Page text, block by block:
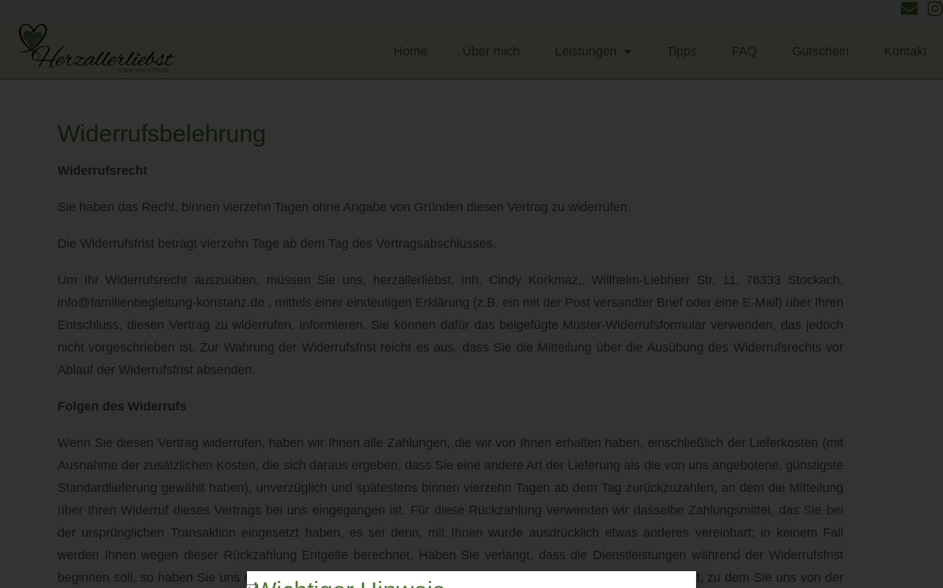
Home Über mich Leistungen Tipps FAQ Gutschein Kontakt
Widerrufsbelehrung
Widerrufsrecht
Sie haben das Recht, binnen vierzehn Tagen ohne Angabe von Gründen diesen Vertrag zu widerrufen.
Die Widerrufsfrist beträgt vierzehn Tage ab dem Tag des Vertragsabschlusses.
Um Ihr Widerrufsrecht auszuüben, müssen Sie uns, herzallerliebst, Inh. Cindy Korkmaz,. Willhelm-Liebherr Str. 11, 78333 Stockach,
info@familienbegleitung-konstanz.de , mittels einer eindeutigen Erklärung (z.B. ein mit der Post versandter Brief oder eine E-Mail) über Ihren
Entschluss, diesen Vertrag zu widerrufen, informieren. Sie können dafür das beigefügte Muster-Widerrufsformular verwenden, das jedoch
nicht vorgeschrieben ist. Zur Wahrung der Widerrufsfrist reicht es aus, dass Sie die Mitteilung über die Ausübung des Widerrufsrechts vor
Ablauf der Widerrufsfrist absenden.
Folgen des Widerrufs
Wenn Sie diesen Vertrag widerrufen, haben wir Ihnen alle Zahlungen, die wir von Ihnen erhalten haben, einschließlich der Lieferkosten (mit
Ausnahme der zusätzlichen Kosten, die sich daraus ergeben, dass Sie eine andere Art der Lieferung als die von uns angebotene, günstigste
Standardlieferung gewählt haben), unverzüglich und spätestens binnen vierzehn Tagen ab dem Tag zurückzuzahlen, an dem die Mitteilung
über Ihren Widerruf dieses Vertrags bei uns eingegangen ist. Für diese Rückzahlung verwenden wir dasselbe Zahlungsmittel, das Sie bei
der ursprünglichen Transaktion eingesetzt haben, es sei denn, mit Ihnen wurde ausdrücklich etwas anderes vereinbart; in keinem Fall
werden Ihnen wegen dieser Rückzahlung Entgelte berechnet. Haben Sie verlangt, dass die Dienstleistungen während der Widerrufsfrist
beginnen soll, so haben Sie uns einen angemessenen Betrag zu zahlen, der dem Anteil der bis zu dem Zeitpunkt, zu dem Sie uns von der